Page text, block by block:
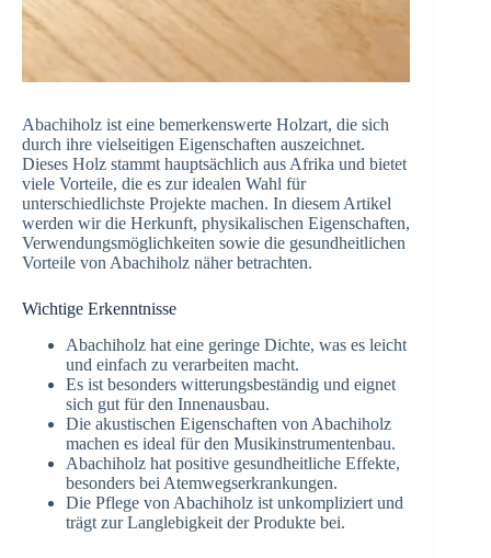
Abachiholz ist eine bemerkenswerte Holzart, die sich
durch ihre vielseitigen Eigenschaften auszeichnet.
Dieses Holz stammt hauptsächlich aus Afrika und bietet
viele Vorteile, die es zur idealen Wahl für
unterschiedlichste Projekte machen. In diesem Artikel
werden wir die Herkunft, physikalischen Eigenschaften,
Verwendungsmöglichkeiten sowie die gesundheitlichen
Vorteile von Abachiholz näher betrachten.
Wichtige Erkenntnisse
Abachiholz hat eine geringe Dichte, was es leicht
und einfach zu verarbeiten macht.
Es ist besonders witterungsbeständig und eignet
sich gut für den Innenausbau.
Die akustischen Eigenschaften von Abachiholz
machen es ideal für den Musikinstrumentenbau.
Abachiholz hat positive gesundheitliche Effekte,
besonders bei Atemwegserkrankungen.
Die Pflege von Abachiholz ist unkompliziert und
trägt zur Langlebigkeit der Produkte bei.